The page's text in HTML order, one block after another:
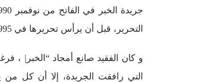
التحرير، قبل أن يرأس تحريرها في 1995 بعد اغتيال الفيد عمر أورتيلان.
و كان الفقيد صانع أمجاد “الخبر| ،
التي رافقت الجريدة، إلا أن كل